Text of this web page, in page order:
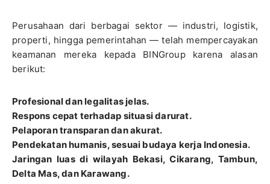
Perusahaan dari berbagai sektor — industri, logistik,
properti, hingga pemerintahan — telah mempercayakan
keamanan mereka kepada BINGroup karena alasan
berikut:
Profesional dan legalitas jelas.
Respons cepat terhadap situasi darurat.
Pelaporan transparan dan akurat.
Pendekatan humanis, sesuai budaya kerja Indonesia.
Jaringan luas di wilayah Bekasi, Cikarang, Tambun,
Delta Mas, dan Karawang.